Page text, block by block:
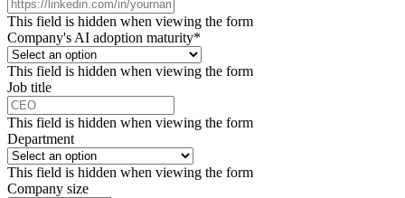
This field is hidden when viewing the form
Company's AI adoption maturity*
This field is hidden when viewing the form
Job title
This field is hidden when viewing the form
Department
This field is hidden when viewing the form
Company size